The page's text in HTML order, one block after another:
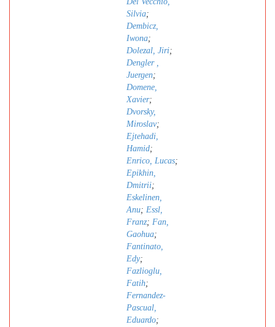
Silvia;
Dembicz,
Iwona;
Dolezal, Jiri;
Dengler ,
Juergen;
Domene,
Xavier;
Dvorsky,
Miroslav;
Ejtehadi,
Hamid;
Enrico, Lucas;
Epikhin,
Dmitrii;
Eskelinen,
Anu; Essl,
Franz; Fan,
Gaohua;
Fantinato,
Edy;
Fazlioglu,
Fatih;
Fernandez-
Pascual,
Eduardo;